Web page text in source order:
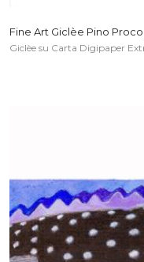
Fine Art Giclèe Pino
Giclèe su Carta Digipaper